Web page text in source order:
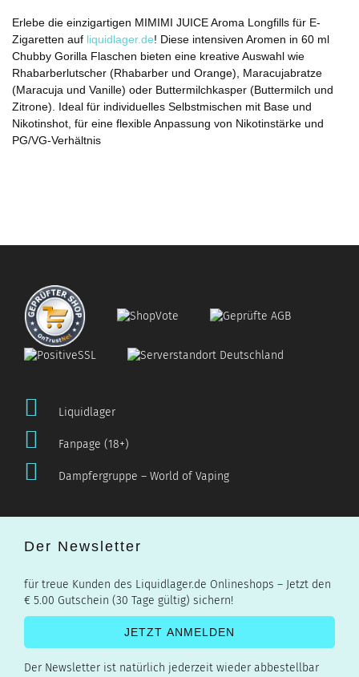
Erlebe die einzigartigen MIMIMI JUICE Aroma Longfills für E-
Zigaretten auf liquidlager.de! Diese intensiven Aromen in 60 ml
Chubby Gorilla Flaschen bieten eine kreative Auswahl wie
Rhabarberlutscher (Rhabarber und Orange), Maracujabratze
(Maracuja und Vanille) oder Buttermilchkasper (Buttermilch und
Zitrone). Ideal für individuelles Selbstmischen mit Base und
Nikotinshot, für eine flexible Anpassung von Nikotinstärke und
PG/VG-Verhältnis
Liquidlager
Fanpage (18+)
Dampfergruppe – World of Vaping
Der Newsletter
für treue Kunden des Liquidlager.de Onlineshops – Jetzt den
€ 5.00 Gutschein (30 Tage gültig) sichern!
Der Newsletter ist natürlich jederzeit wieder abbestellbar